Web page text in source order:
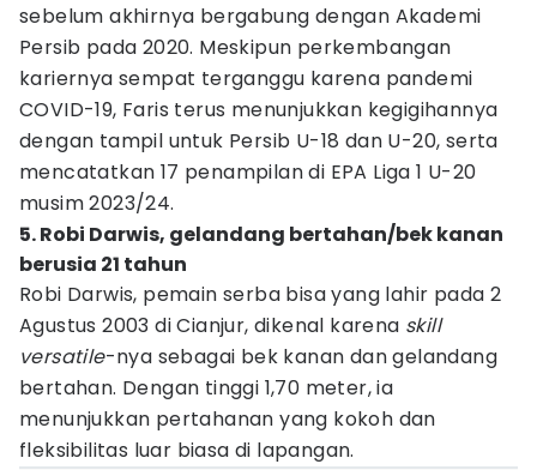
sebelum akhirnya bergabung dengan Akademi
Persib pada 2020. Meskipun perkembangan
kariernya sempat terganggu karena pandemi
COVID-19, Faris terus menunjukkan kegigihannya
dengan tampil untuk Persib U-18 dan U-20, serta
mencatatkan 17 penampilan di EPA Liga 1 U-20
musim 2023/24.
5. Robi Darwis, gelandang bertahan/bek kanan
berusia 21 tahun
Robi Darwis, pemain serba bisa yang lahir pada 2
Agustus 2003 di Cianjur, dikenal karena skill
versatile-nya sebagai bek kanan dan gelandang
bertahan. Dengan tinggi 1,70 meter, ia
menunjukkan pertahanan yang kokoh dan
fleksibilitas luar biasa di lapangan.